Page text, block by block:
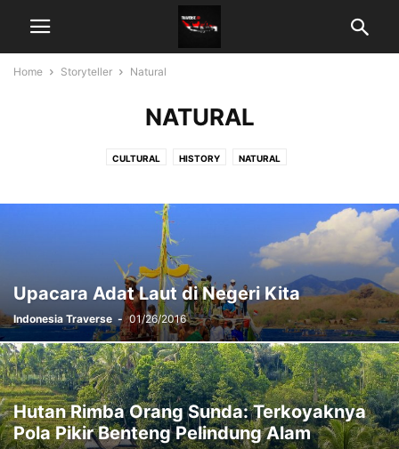
Home Storyteller Natural
NATURAL
CULTURAL HISTORY NATURAL
Upacara Adat Laut di Negeri Kita
Indonesia Traverse - 01/26/2016
Hutan Rimba Orang Sunda: Terkoyaknya
Pola Pikir Benteng Pelindung Alam